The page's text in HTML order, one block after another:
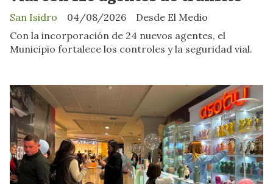
Desde El Medio
San Isidro
04/08/2026
Con la incorporación de 24 nuevos agentes, el
Municipio fortalece los controles y la seguridad vial.